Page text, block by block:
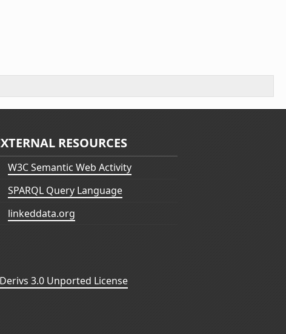
RESOURCES
W3C Semantic Web Activity
SPARQL Query Language
linkeddata.org
3.0 Unported License